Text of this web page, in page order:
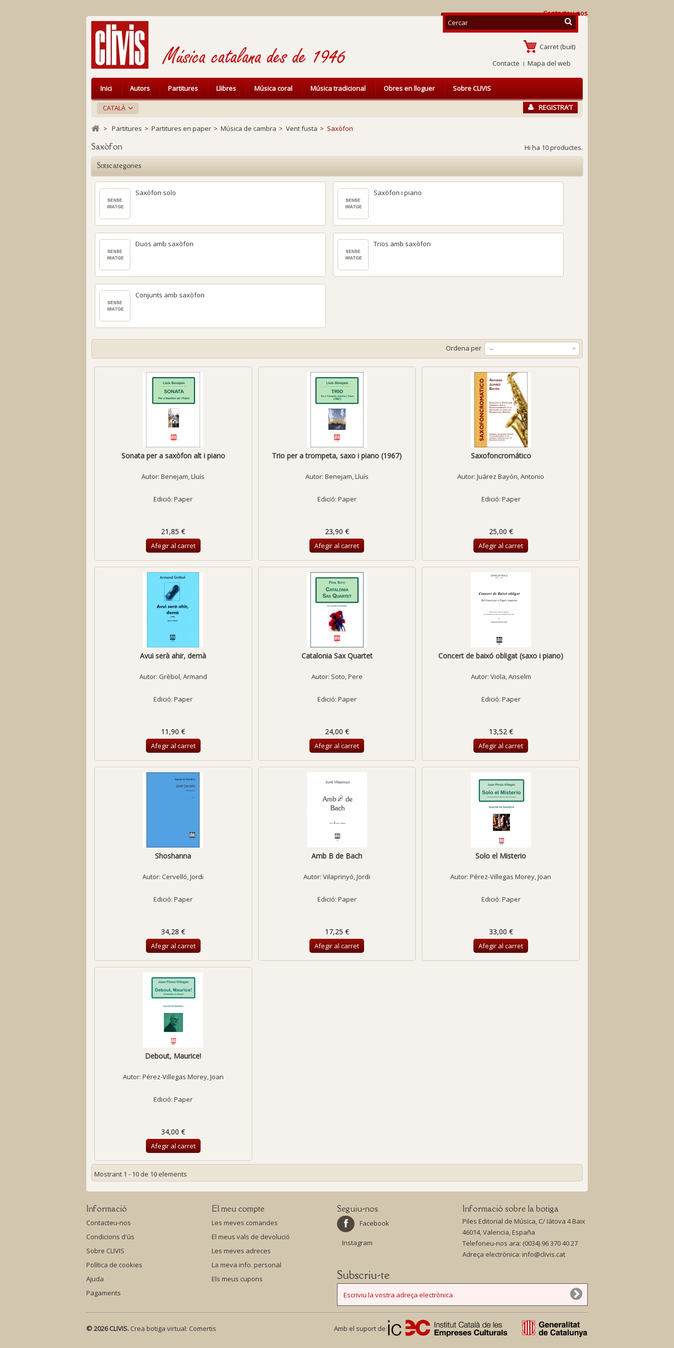
Contacteu-nos
Carret (buit)
Contacte
Mapa del web
CATALÀ REGISTRA’T
Inici Autors Partitures Llibres Música coral Música tradicional Obres en lloguer Sobre CLIVIS
> Partitures > Partitures en paper > Música de cambra > Vent fusta > Saxòfon
Saxòfon Hi ha 10 productes.
Sotscategories
Saxòfon solo Saxòfon i piano
Duos amb saxòfon Trios amb saxòfon
Conjunts amb saxòfon
Ordena per --
Sonata per a saxòfon alt i piano
Autor:Benejam, Lluís
Edició: Paper
21,85 €
Afegir al carret
Trio per a trompeta, saxo i piano (1967)
Autor: Benejam, Lluís
Edició: Paper
23,90 €
Afegir al carret
Saxofoncromático
Autor:Juárez Bayón, Antonio
Edició: Paper
25,00 €
Afegir al carret
Avui serà ahir, demà
Autor: Grèbol, Armand
Edició: Paper
11,90 €
Afegir al carret
Catalonia Sax Quartet
Autor: Soto, Pere
Edició: Paper
24,00 €
Afegir al carret
Concert de baixó obligat (saxo i piano)
Autor: Viola, Anselm
Edició: Paper
13,52 €
Afegir al carret
Shoshanna
Autor:Cervelló, Jordi
Edició: Paper
34,28 €
Afegir al carret
Amb B de Bach
Autor:Vilaprinyó, Jordi
Edició: Paper
17,25 €
Afegir al carret
Solo el Misterio
Autor:Pérez-Villegas Morey, Joan
Edició: Paper
33,00 €
Afegir al carret
Debout, Maurice!
Autor: Pérez-Villegas Morey, Joan
Edició: Paper
34,00 €
Afegir al carret
Mostrant 1 - 10 de 10 elements
Informació
Contacteu-nos
Condicions d'ús
Sobre CLIVIS
Política de cookies
Ajuda
Pagaments
El meu compte
Les meves comandes
El meus vals de devolució
Les meves adreces
La meva info. personal
Els meus cupons
Seguiu-nos
Facebook
Instagram
Informació sobre la botiga
Piles Editorial de Música, C/ Iátova 4 Baix
46014, Valencia, España
Telefoneu-nos ara: (0034) 96 370 40 27
Adreça electrònica: info@clivis.cat
Subscriu-te
© 2026 CLIVIS. Crea botiga virtual: Comertis Amb el suport de: